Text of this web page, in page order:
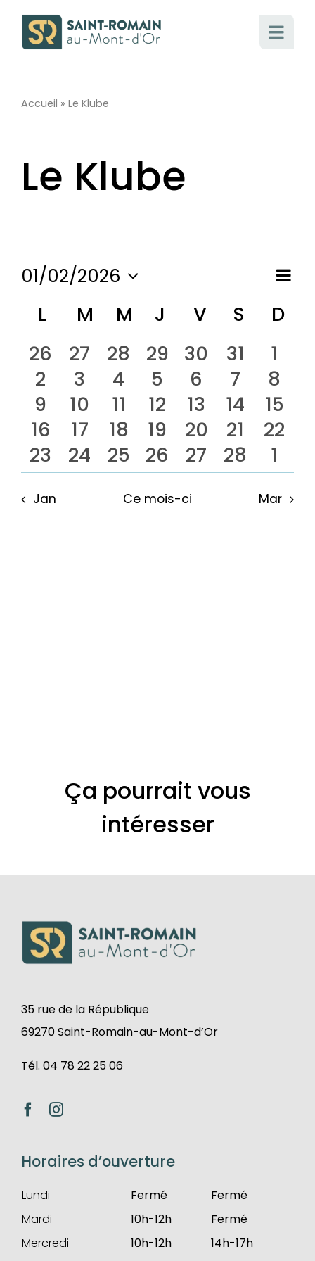
Accueil » Le Klube
Le Klube
Évènements
par
de
Mois
01/02/2026
une
Calendrier
de
Évènements
Llundi
M mardi
M mercredi
J jeudi
V vendredi
S D
0
évènements
26
0
évènements
27
0
évènements
28
0
évènements
29
0
évènements
30
0
31
0
1
0
évènements
2
0
évènements
3
0
évènements
4
0
évènements
5
0
évènements
6
0
7
0
8
0
évènements
9
0
évènements
10
0
évènements
11
0
évènements
12
0
évènements
13
0
14
0
15
0
évènements
16
0
évènements
17
0
évènements
18
0
évènements
19
0
évènements
20
0
21
0
22
0
évènements
23
0
évènements
24
0
évènements
25
0
évènements
26
0
évènements
27
1
28
0
1
Jan Ce mois-ci Mar
Ça pourrait vous
intéresser
35 rue de la République
69270 Saint-Romain-au-Mont-d’Or
Tél. 04 78 22 25 06
Horaires d’ouverture
Lundi Fermé
Fermé
Mardi
10h-12h
Fermé
Mercredi
10h-12h
14h-17h